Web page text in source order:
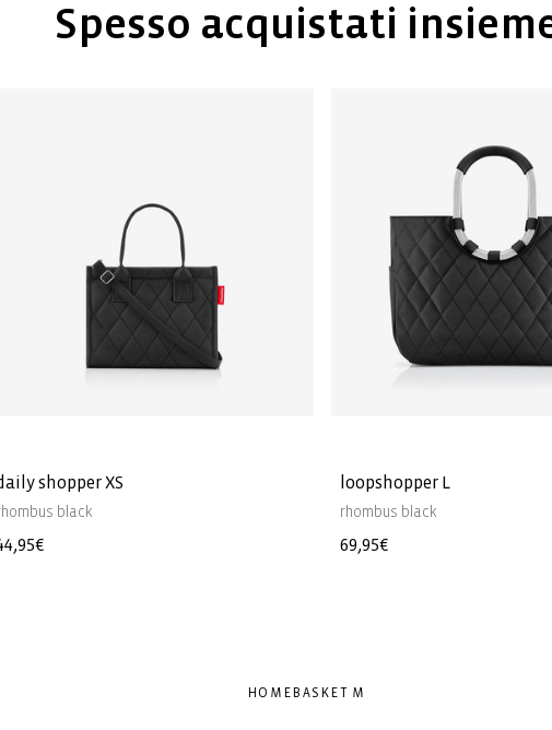
Spesso acquistati
shopper XS
black
loopshopper L
rhombus black
Prezzo
69,95€
HOMEBASKET M